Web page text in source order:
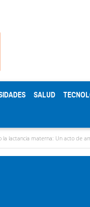
SALUD
Un acto de amor y vida